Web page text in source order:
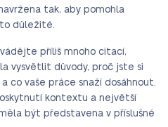
tak, aby pomohla
důležité.
příliš mnoho citací,
vysvětlit důvody, proč jste si
co vaše práce snaží dosáhnout.
kontextu a největší
být představena v příslušné